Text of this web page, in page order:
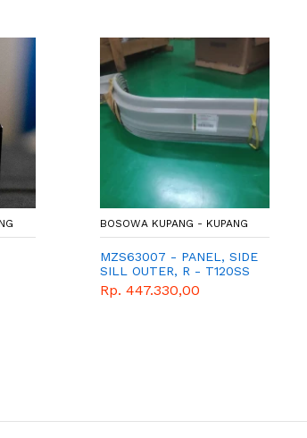
BOSOWA KUPANG - KUPANG
MZS63007 - PANEL, SIDE
SILL OUTER, R - T120SS
Rp. 447.330,00